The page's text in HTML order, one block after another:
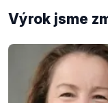
Výrok jsme